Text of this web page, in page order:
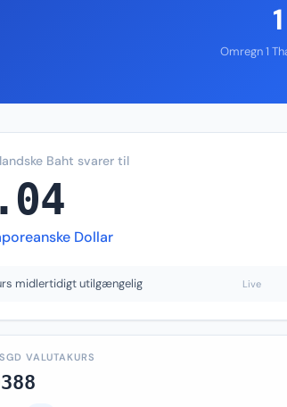
Omregn 1
Baht svarer til
Dollar
midlertidigt utilgængelig Live
VALUTAKURS